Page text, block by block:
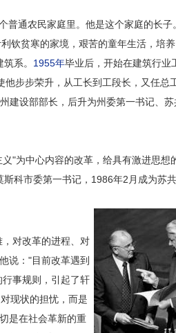
普通农民家庭里。他是这个家庭的长子
钦贫寒的家境，艰苦的童年生活，培
系。 1955年毕业后，开始在建筑行业
步步荣升，从工长到工段长，又任总
建设部部长，后升为州委第一书记、苏
为中心内容的改革，给具有激进思想
科市委第一书记，1986年2月成为苏
对改革的进程、对
说："目前改革遇到
事规则，引起了轩
现状的担忧，而是
是在社会革新的重